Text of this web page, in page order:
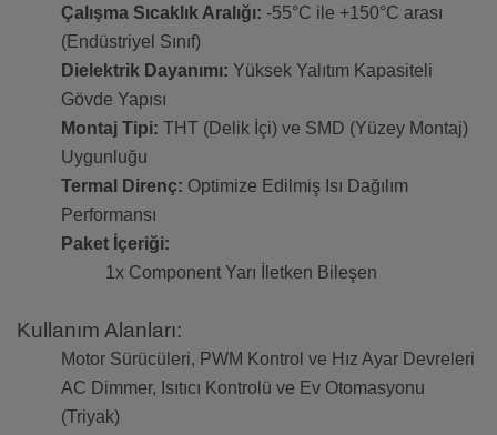
Çalışma Sıcaklık Aralığı: -55°C ile +150°C arası
(Endüstriyel Sınıf)
Dielektrik Dayanımı: Yüksek Yalıtım Kapasiteli
Gövde Yapısı
Montaj Tipi: THT (Delik İçi) ve SMD (Yüzey Montaj)
Uygunluğu
Termal Direnç: Optimize Edilmiş Isı Dağılım
Performansı
Paket İçeriği:
1x Component Yarı İletken Bileşen
Kullanım Alanları:
Motor Sürücüleri, PWM Kontrol ve Hız Ayar Devreleri
AC Dimmer, Isıtıcı Kontrolü ve Ev Otomasyonu
(Triyak)